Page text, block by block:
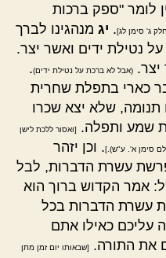
לומר "ספק ברכות
ג' סימן לג]. יג מנהגינו לברך
נטילת ידים ואשר יצר.
(אבל לא ברכת על נטילת ידים).
כארי בתפלת שחרית
תנומה, שלא יצא שכרו
שמע ותפלה.
[ואסור ללכת לישן
סימן א'. ע"ש).]. וכן יזהר
עשרת הדברות, לבל
אמר הקדוש ברוך הוא
עשרת הדברות בכל
עליכם כאילו אתם
את התורה.
[שבאותו יום זמן מתן